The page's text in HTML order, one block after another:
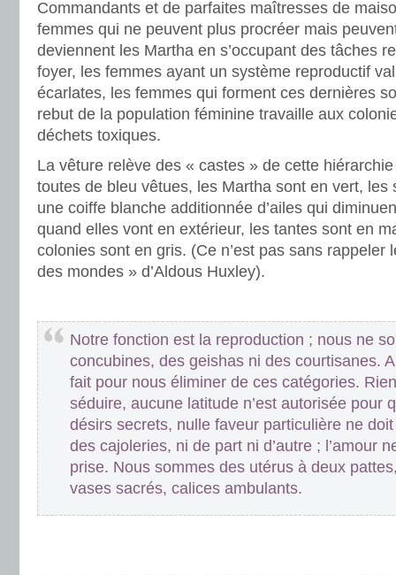
Commandants et de parfaites maîtresses de
femmes qui ne peuvent plus procréer mais
deviennent les Martha en s’occupant des tâches
foyer, les femmes ayant un système reproductif
écarlates, les femmes qui forment ces dernières
rebut de la population féminine travaille aux
déchets toxiques.
La vêture relève des « castes » de cette
toutes de bleu vêtues, les Martha sont en vert, les
une coiffe blanche additionnée d’ailes qui
quand elles vont en extérieur, les tantes sont en
colonies sont en gris. (Ce n’est pas sans rappeler
des mondes » d’Aldous Huxley).
Notre fonction est la reproduction ; nous ne
concubines, des geishas ni des courtisanes.
fait pour nous éliminer de ces catégories.
séduire, aucune latitude n’est autorisée pour
désirs secrets, nulle faveur particulière ne
des cajoleries, ni de part ni d’autre ; l’amour
prise. Nous sommes des utérus à deux
vases sacrés, calices ambulants.